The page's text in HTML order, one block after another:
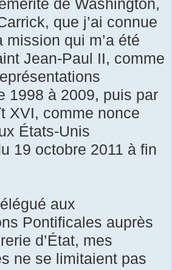
de Washington,
que j’ai connue
mission qui m’a été
Jean-Paul II, comme
1998 à 2009, puis par
XVI, comme nonce
États-Unis
19 octobre 2011 à fin
aux
Pontificales auprès
d’État, mes
ne se limitaient pas